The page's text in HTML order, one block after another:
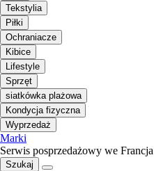
Tekstylia
Piłki
Ochraniacze
Kibice
Lifestyle
Sprzęt
siatkówka plażowa
Kondycja fizyczna
Wyprzedaż
Marki
Serwis posprzedażowy we Francja
Szukaj